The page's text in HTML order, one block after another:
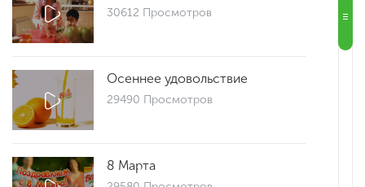
30612 Просмотров
Осеннее удовольствие
29490 Просмотров
8 Марта